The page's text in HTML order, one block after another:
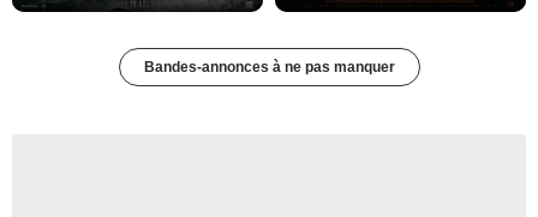
Bandes-annonces à ne pas manquer